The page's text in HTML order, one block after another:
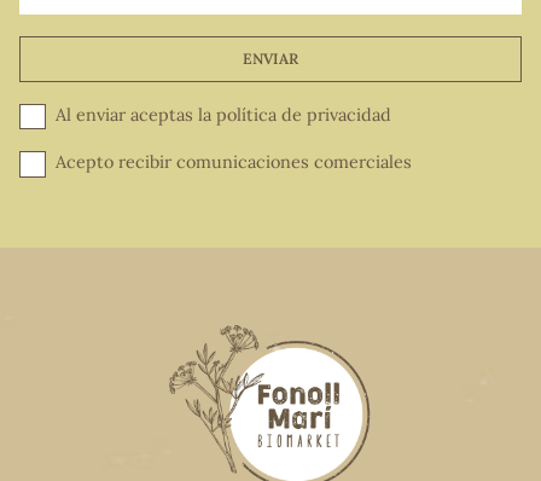
ENVIAR
Al enviar aceptas la política de privacidad
Acepto recibir comunicaciones comerciales